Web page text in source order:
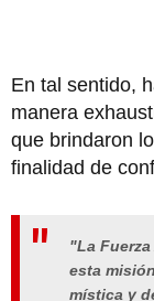
En tal sentido,
manera
que brindaron
finalidad de
"La
esta
mística y